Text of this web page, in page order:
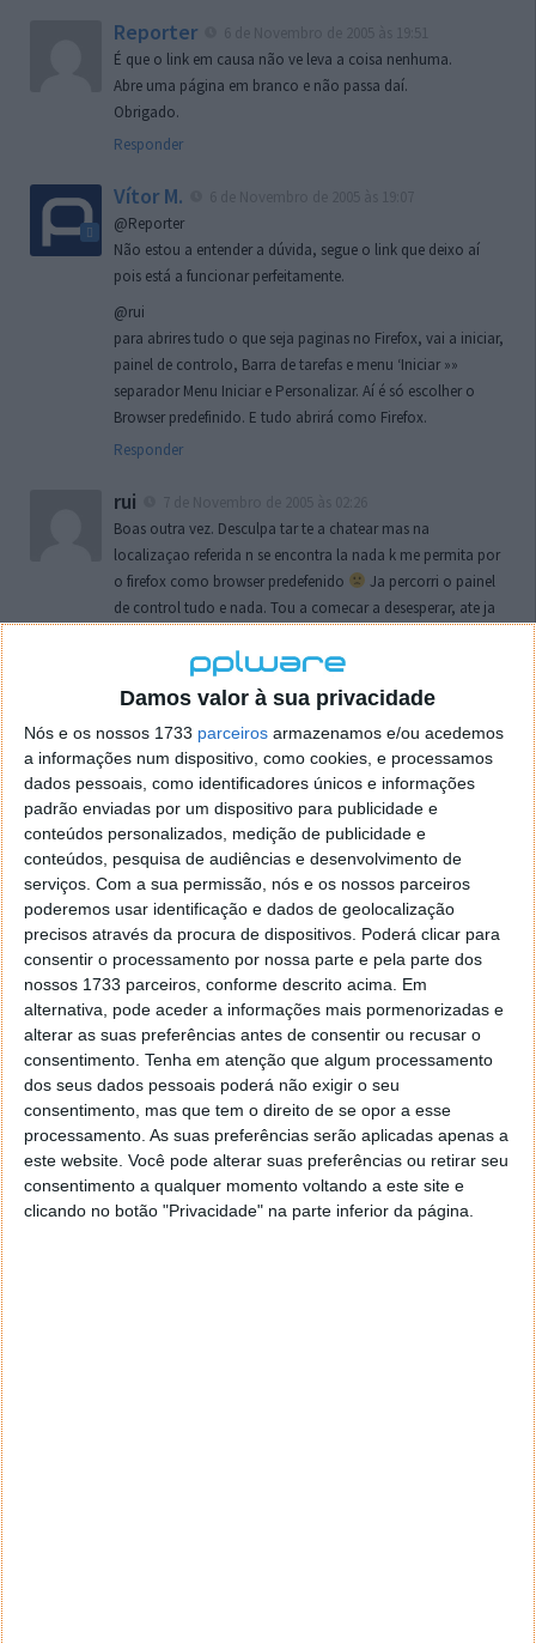
Damos valor à sua privacidade
Nós e os nossos 1733 parceiros armazenamos e/ou acedemos
a informações num dispositivo, como cookies, e processamos
dados pessoais, como identificadores únicos e informações
padrão enviadas por um dispositivo para publicidade e
conteúdos personalizados, medição de publicidade e
conteúdos, pesquisa de audiências e desenvolvimento de
serviços. Com a sua permissão, nós e os nossos parceiros
poderemos usar identificação e dados de geolocalização
precisos através da procura de dispositivos. Poderá clicar para
consentir o processamento por nossa parte e pela parte dos
nossos 1733 parceiros, conforme descrito acima. Em
alternativa, pode aceder a informações mais pormenorizadas e
alterar as suas preferências antes de consentir ou recusar o
consentimento. Tenha em atenção que algum processamento
dos seus dados pessoais poderá não exigir o seu
consentimento, mas que tem o direito de se opor a esse
processamento. As suas preferências serão aplicadas apenas a
este website. Você pode alterar suas preferências ou retirar seu
consentimento a qualquer momento voltando a este site e
clicando no botão "Privacidade" na parte inferior da página.
Reporter
É que o link em causa não ve leva a coisa nenhuma.
Abre uma página em branco e não passa daí.
Obrigado.
Responder
Vítor M.
@Reporter
Não estou a entender a dúvida, segue o link que deixo aí
pois está a funcionar perfeitamente.
@rui
para abrires tudo o que seja paginas no Firefox, vai a iniciar,
painel de controlo, Barra de tarefas e menu ‘Iniciar »»
separador Menu Iniciar e Personalizar. Aí é só escolher o
Browser predefinido. E tudo abrirá como Firefox.
Responder
rui
Boas outra vez. Desculpa tar te a chatear mas na
localizaçao referida n se encontra la nada k me permita por
o firefox como browser predefenido
Ja percorri o painel
de control tudo e nada. Tou a comecar a desesperar, ate ja
firefox mas em vao. Kaso te lembres de outra dica fico
agradecido, caso contrario obrigado a mesma
Vítor M.
7 de Novembro de 2005 às 01:39
@Reporter
Desculpa mas o link funciona. Seja como for segue por mail
o MSn Messenger 8.
Responder
Vítor M.
7 de Novembro de 2005 às 11:21
@Rui
Tens de encontrar o que te falei. Faz da seguinte maneira,
janela iniciar e no topo dessa janela com o botão direito do
rato faz propriedades. Depois no separador Menu ‘Iniciar’
clica no botão ‘Personalizar’ aí encontrarás no separador
geral a opção para escolheres o Browser com que queres
navegar e o gestor de e-mail. Caso não consigas chegar lá,
vais ao teu Firefox e nas ferramentas ou tools escolhes
‘Opções’ ou ‘Options’ icon geral da então janela aberta e
logo perto do fim encontras um local para colocares um
visto que vai obrigar o Firefox a verificar se este é o browser